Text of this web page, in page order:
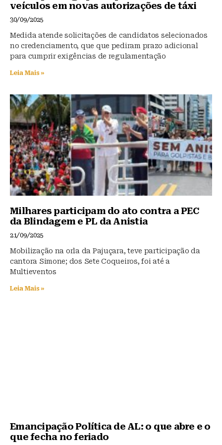
veículos em novas autorizações de táxi
30/09/2025
Medida atende solicitações de candidatos selecionados
no credenciamento, que que pediram prazo adicional
para cumprir exigências de regulamentação
Leia Mais »
Milhares participam do ato contra a PEC
da Blindagem e PL da Anistia
21/09/2025
Mobilização na orla da Pajuçara, teve participação da
cantora Simone; dos Sete Coqueiros, foi até a
Multieventos
Leia Mais »
Emancipação Política de AL: o que abre e o
que fecha no feriado